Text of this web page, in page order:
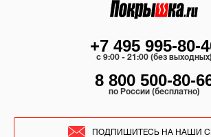
+7 495 995-80-
c 9:00 - 21:00 (без выходных)
8 800 500-80-
по России (бесплатно)
ПОДПИШИТЕСЬ НА НАШИ